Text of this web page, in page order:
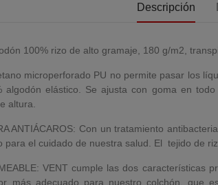
Descripción
100% rizo de alto gramaje, 180 g/m2,
microperforado PU no permite pasar los
algodón elástico. Se ajusta con goma en
altura.
ANTIÁCAROS: Con un tratamiento
para el cuidado de nuestra salud. El tejido de
VENT cumple las dos
más adecuado para nuestro colchón, que